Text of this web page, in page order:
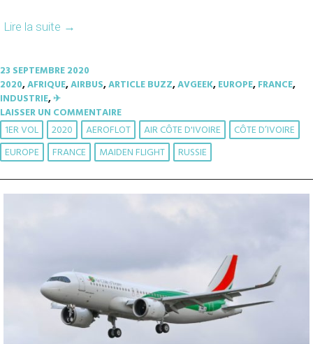
Lire la suite →
23 SEPTEMBRE 2020
2020,AFRIQUE,AIRBUS,ARTICLE BUZZ,AVGEEK,EUROPE,FRANCE,
INDUSTRIE,✈︎
LAISSER UN COMMENTAIRE
1ER VOL 2020 AEROFLOT AIR CÔTE D'IVOIRE
CÔTE D’IVOIRE
EUROPE
FRANCE MAIDEN FLIGHT RUSSIE